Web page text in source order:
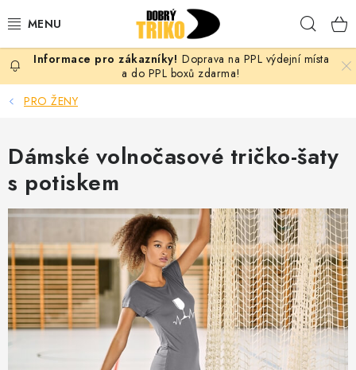
na
PRO ŽENY
PRO MUŽE
PRO DĚTI
DOPLŇKY
VLASTNÍ MOTIV
TRIČKA
MIKINY
Doprava na PPL výdejní místa
a do PPL boxů zdarma!
PRO ŽENY
Dámské volnočasové tričko-šaty
s potiskem